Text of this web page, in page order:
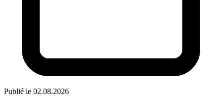
Publié le 02.08.2026